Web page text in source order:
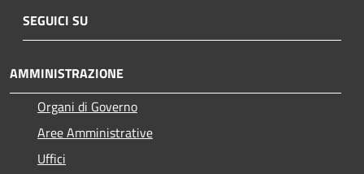
SEGUICI SU
AMMINISTRAZIONE
Organi di Governo
Aree Amministrative
Uffici